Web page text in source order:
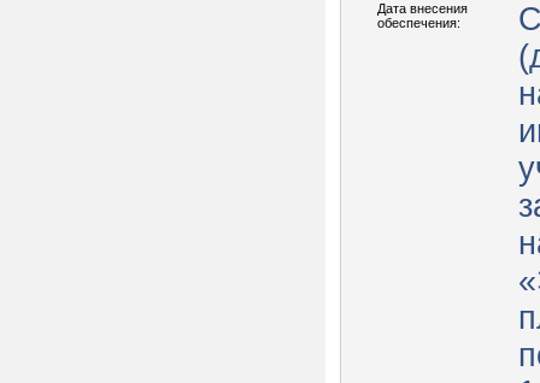
Дата внесения
обеспечения: